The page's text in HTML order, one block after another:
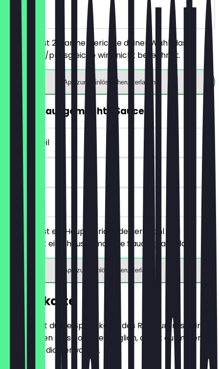
Du bestellst 2 warme Gerichte deiner Wahl, das
günstigere/preisgleiche wird nicht berechnet.
App zum Einlösen herunterladen
GRATIS hausgemachte Sauce
~€ 2 Vorteil
30 Tage
Du bestellst ein Hauptgericht deiner Wahl und
bekommst eine hausgemachte Sauce gratis dazu.
App zum Einlösen herunterladen
Speisekarte
Hier findest du die Speisekarte des Restaurants. Wir
aktualisieren sie so oft wie möglich, damit du immer
weißt, was dich erwartet.